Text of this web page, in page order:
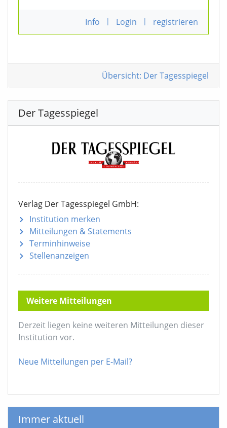
Info | Login | registrieren
Übersicht: Der Tagesspiegel
Der Tagesspiegel
Verlag Der Tagesspiegel GmbH:
Institution merken
Mitteilungen & Statements
Terminhinweise
Stellenanzeigen
Weitere Mitteilungen
Derzeit liegen keine weiteren Mitteilungen dieser
Institution vor.
Neue Mitteilungen per E-Mail?
Immer aktuell